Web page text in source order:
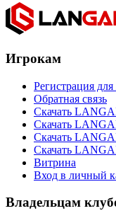
Игрокам
Регистрация для
Обратная связь
Скачать
Скачать
Скачать
Скачать
Витрина
Вход в личный
Владельцам